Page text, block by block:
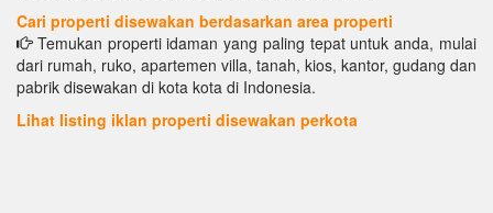
Cari properti disewakan berdasarkan area properti
Temukan properti idaman yang paling tepat untuk anda, mulai
dari rumah, ruko, apartemen villa, tanah, kios, kantor, gudang dan
pabrik disewakan di kota kota di Indonesia.
Lihat listing iklan properti disewakan perkota